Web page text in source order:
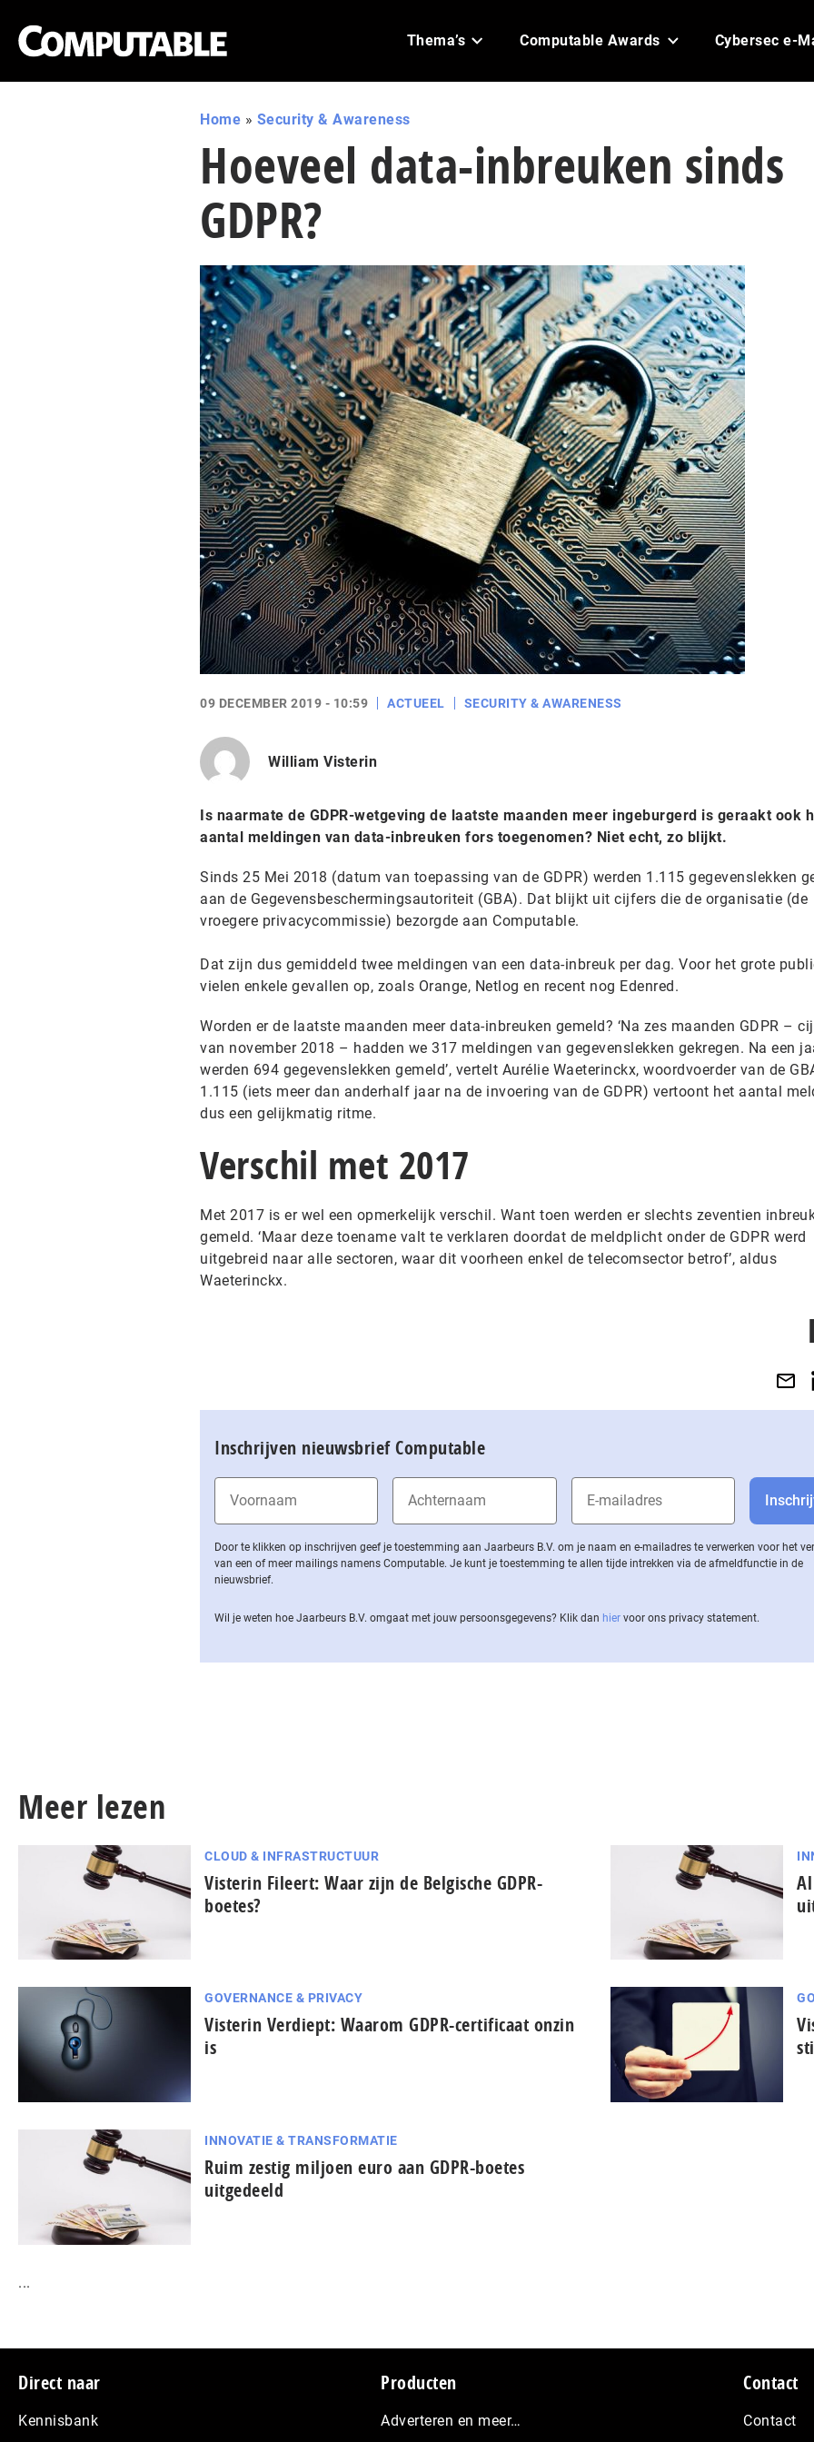
Thema’s Computable Awards Cybersec e-
Home » Security & Awareness
Hoeveel data-inbreuken sinds
GDPR?
09 DECEMBER 2019 - 10:59 ACTUEEL SECURITY & AWARENESS
William Visterin
Is naarmate de GDPR-wetgeving de laatste maanden meer ingeburgerd is geraakt ook
aantal meldingen van data-inbreuken fors toegenomen? Niet echt, zo blijkt.
Sinds 25 Mei 2018 (datum van toepassing van de GDPR) werden 1.115 gegevenslekken
aan de Gegevensbeschermingsautoriteit (GBA). Dat blijkt uit cijfers die de organisatie (de
vroegere privacycommissie) bezorgde aan Computable.
Dat zijn dus gemiddeld twee meldingen van een data-inbreuk per dag. Voor het grote
vielen enkele gevallen op, zoals Orange, Netlog en recent nog Edenred.
Worden er de laatste maanden meer data-inbreuken gemeld? ‘Na zes maanden GDPR –
van november 2018 – hadden we 317 meldingen van gegevenslekken gekregen. Na een
werden 694 gegevenslekken gemeld’, vertelt Aurélie Waeterinckx, woordvoerder van de
1.115 (iets meer dan anderhalf jaar na de invoering van de GDPR) vertoont het aantal
dus een gelijkmatig ritme.
Verschil met 2017
Met 2017 is er wel een opmerkelijk verschil. Want toen werden er slechts zeventien
gemeld. ‘Maar deze toename valt te verklaren doordat de meldplicht onder de GDPR werd
uitgebreid naar alle sectoren, waar dit voorheen enkel de telecomsector betrof’, aldus
Waeterinckx.
Inschrijven nieuwsbrief Computable
Door te klikken op inschrijven geef je toestemming aan Jaarbeurs B.V. om je naam en e-mailadres te verwerken voor het
van een of meer mailings namens Computable. Je kunt je toestemming te allen tijde intrekken via de af­meld­func­tie in de
nieuwsbrief.
Wil je weten hoe Jaarbeurs B.V. omgaat met jouw per­soons­ge­ge­vens? Klik dan hier voor ons privacy statement.
Meer lezen
CLOUD & INFRASTRUCTUUR
Visterin Fileert: Waar zijn de Belgische GDPR-
boetes?
GOVERNANCE & PRIVACY
Visterin Verdiept: Waarom GDPR-certificaat onzin
is
INNOVATIE & TRANSFORMATIE
Ruim zestig miljoen euro aan GDPR-boetes
uitgedeeld
...
Footer
Direct naar
Kennisbank
Producten
Adverteren en meer…
Contact
Contact